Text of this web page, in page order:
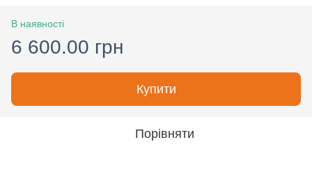
В наявності
6 600.00 грн
Купити
Порівняти